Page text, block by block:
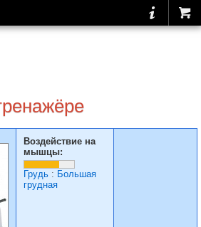
Воздействие на
мышцы:
Грудь : Большая
грудная